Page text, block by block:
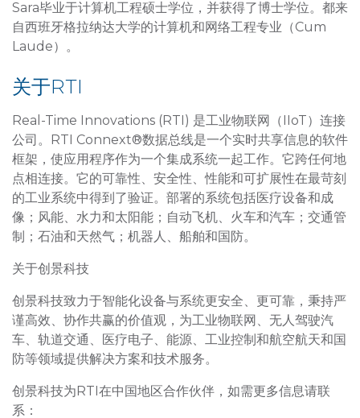
Sara毕业于计算机工程硕士学位，并获得了博士学位。都来
自西班牙格拉纳达大学的计算机和网络工程专业（Cum
Laude）。
关于RTI
Real-Time Innovations (RTI) 是工业物联网（IIoT）连接
公司。RTI Connext®数据总线是一个实时共享信息的软件
框架，使应用程序作为一个集成系统一起工作。它跨任何地
点相连接。它的可靠性、安全性、性能和可扩展性在最苛刻
的工业系统中得到了验证。部署的系统包括医疗设备和成
像；风能、水力和太阳能；自动飞机、火车和汽车；交通管
制；石油和天然气；机器人、船舶和国防。
关于创景科技
创景科技致力于智能化设备与系统更安全、更可靠，秉持严
谨高效、协作共赢的价值观，为工业物联网、无人驾驶汽
车、轨道交通、医疗电子、能源、工业控制和航空航天和国
防等领域提供解决方案和技术服务。
创景科技为RTI在中国地区合作伙伴，如需更多信息请联
系：